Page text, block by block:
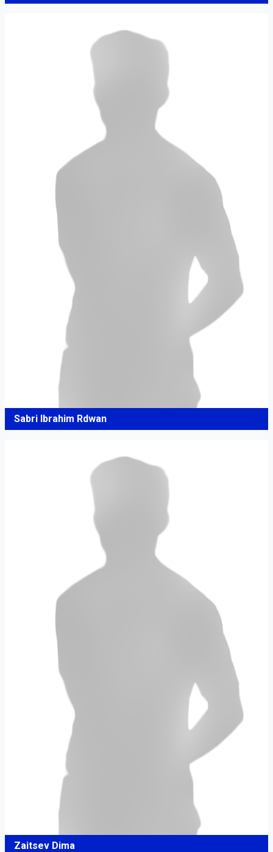
Sabri Ibrahim Rdwan
Zaitsev Dima